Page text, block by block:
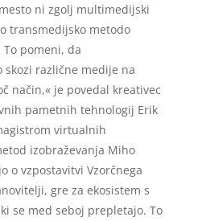
ni zgolj multimedijski
transmedijsko metodo
pomeni, da
različne medije na
način,« je povedal kreativec
pametnih tehnologij Erik
virtualnih
izobraževanja Miho
o vzpostavitvi Vzorčnega
gre za ekosistem s
se med seboj prepletajo. To